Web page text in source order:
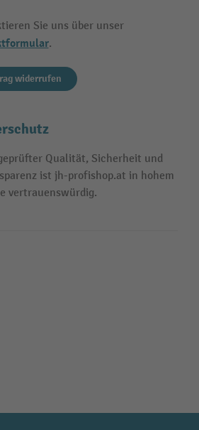
Sie uns über unser
.
widerrufen
Qualität, Sicherheit und
ist jh-profishop.at in hohem
vertrauenswürdig.